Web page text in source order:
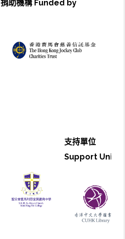
捐助機構 Funded by
支持單位
Support Unit